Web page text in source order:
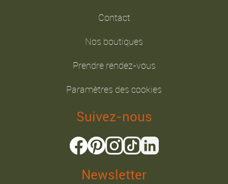
Contact
Nos boutiques
Prendre rendez-vous
Paramètres des cookies
Suivez-nous
Newsletter